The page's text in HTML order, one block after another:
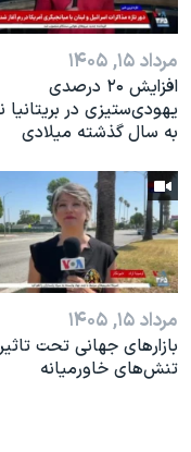
مرداد ۱۵, ۱۴۰۵
افزایش ۲۰ درصدی
یهودی‌ستیزی در
به سال گذشته میلادی
مرداد ۱۵, ۱۴۰۵
بازارهای جهانی تحت
تنش‌های خاورمیانه